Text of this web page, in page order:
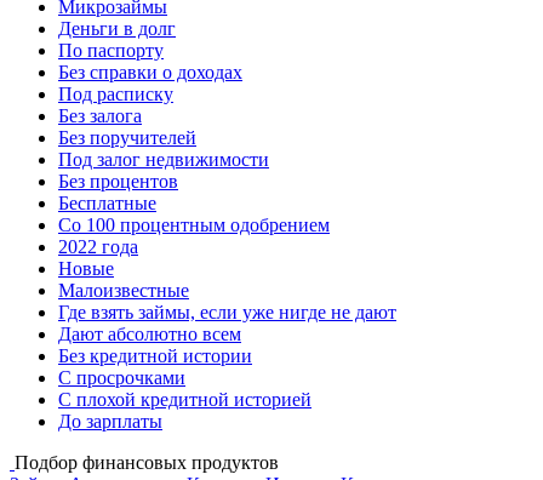
Микрозаймы
Деньги в долг
По паспорту
Без справки о доходах
Под расписку
Без залога
Без поручителей
Под залог недвижимости
Без процентов
Бесплатные
Со 100 процентным одобрением
2022 года
Новые
Малоизвестные
Где взять займы, если уже нигде не дают
Дают абсолютно всем
Без кредитной истории
С просрочками
С плохой кредитной историей
До зарплаты
Подбор финансовых продуктов